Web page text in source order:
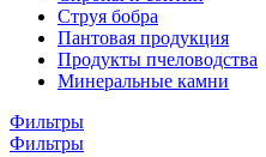
Струя бобра
Пантовая продукция
Продукты пчеловодства
Минеральные камни
Фильтры
Фильтры